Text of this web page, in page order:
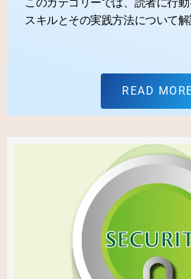
スキルとその実践方法について解
READ